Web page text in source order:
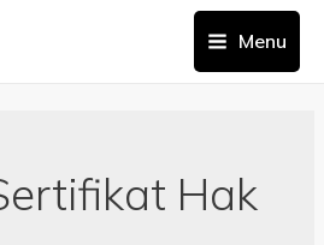
Menu
Hak